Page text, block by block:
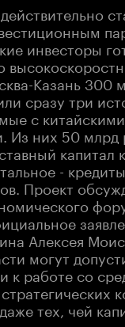
инвесторы
Казань 300
сразу три
с китайскими
Из них 50 млрд
капитал
-
Проект
Алексея
могут
к работе со
тех, чей